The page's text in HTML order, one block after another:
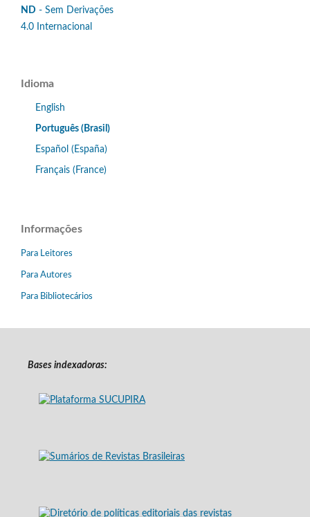
ND - Sem Derivações
4.0 Internacional
Idioma
English
Português (Brasil)
Español (España)
Français (France)
Informações
Para Leitores
Para Autores
Para Bibliotecários
Bases indexadoras: